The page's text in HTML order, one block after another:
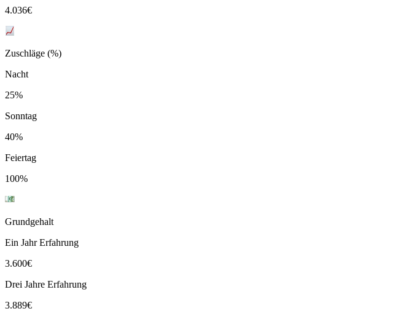
4.036€
Zuschläge (%)
Nacht
25%
Sonntag
40%
Feiertag
100%
Grundgehalt
Ein Jahr Erfahrung
3.600€
Drei Jahre Erfahrung
3.889€